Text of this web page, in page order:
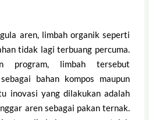
aren, limbah organik seperti
tidak lagi terbuang percuma.
program, limbah tersebut
bahan kompos maupun
inovasi yang dilakukan adalah
aren sebagai pakan ternak.